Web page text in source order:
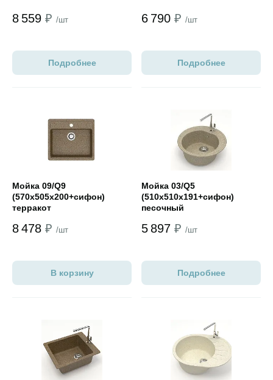
8 559 ₽ /шт
Подробнее
6 790 ₽ /шт
Подробнее
Мойка 09/Q9
(570х505х200+сифон)
терракот
8 478 ₽ /шт
В корзину
Мойка 03/Q5
(510х510х191+сифон)
песочный
5 897 ₽ /шт
Открыть товар
Подробнее
Открыть товар